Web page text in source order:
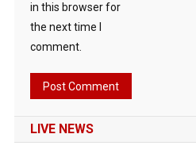
in this browser for
the next time I
comment.
LIVE NEWS